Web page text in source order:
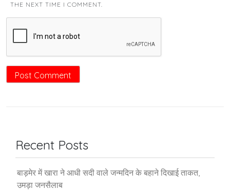
THE NEXT TIME I COMMENT.
Recent Posts
बाड़मेर में खारा ने आधी सदी वाले जन्मदिन के बहाने दिखाई ताकत,
उमड़ा जनसैलाब